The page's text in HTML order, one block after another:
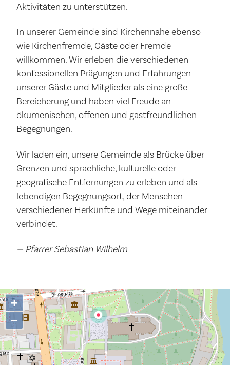
Aktivitäten zu unterstützen.
In unserer Gemeinde sind Kirchennahe ebenso
wie Kirchenfremde, Gäste oder Fremde
willkommen. Wir erleben die verschiedenen
konfessionellen Prägungen und Erfahrungen
unserer Gäste und Mitglieder als eine große
Bereicherung und haben viel Freude an
ökumenischen, offenen und gastfreundlichen
Begegnungen.
Wir laden ein, unsere Gemeinde als Brücke über
Grenzen und sprachliche, kulturelle oder
geografische Entfernungen zu erleben und als
lebendigen Begegnungsort, der Menschen
verschiedener Herkünfte und Wege miteinander
verbindet.
— Pfarrer Sebastian Wilhelm
+
−